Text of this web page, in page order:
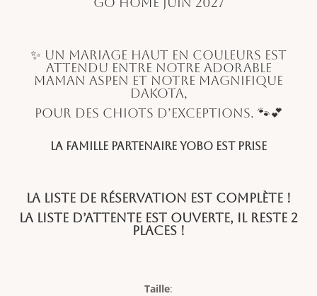
✨ Un mariage haut en couleurs est
attendu entre notre adorable
maman Aspen et notre magnifique
Dakota,
pour des chiots d’exceptions. 🐾💕
La Famille Partenaire YOBO est prise
La liste de réservation est complète !
La liste d’attente est ouverte, il reste 2
places !
Taille: